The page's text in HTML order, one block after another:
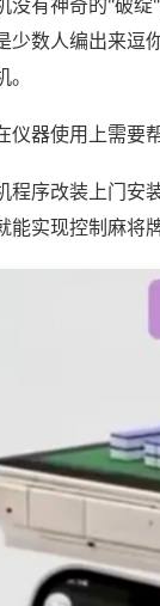
没有神奇的"破
少数人编出来逗
仪器使用上需要
程序改装上门安
能实现控制麻将